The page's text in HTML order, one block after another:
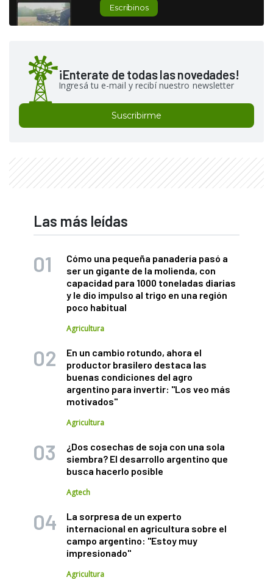
Escribinos
¡Enterate de todas las novedades!
Ingresá tu e-mail y recibí nuestro newsletter
Suscribirme
Las más leídas
Cómo una pequeña panadería pasó a
ser un gigante de la molienda, con
capacidad para 1000 toneladas diarias
y le dio impulso al trigo en una región
poco habitual
Agricultura
En un cambio rotundo, ahora el
productor brasilero destaca las
buenas condiciones del agro
argentino para invertir: "Los veo más
motivados"
Agricultura
¿Dos cosechas de soja con una sola
siembra? El desarrollo argentino que
busca hacerlo posible
Agtech
La sorpresa de un experto
internacional en agricultura sobre el
campo argentino: "Estoy muy
impresionado"
Agricultura